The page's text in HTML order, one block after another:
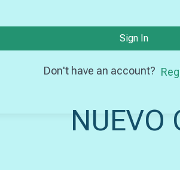
Sign In
Don't have an account?
NUEVO